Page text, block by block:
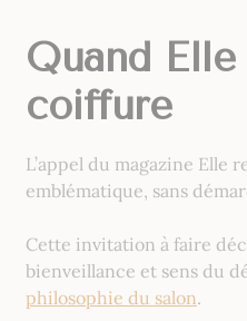
Quand
coiffure
L’appel du magazine
emblématique, sans
Cette invitation à faire
bienveillance et sens du
philosophie du salon.